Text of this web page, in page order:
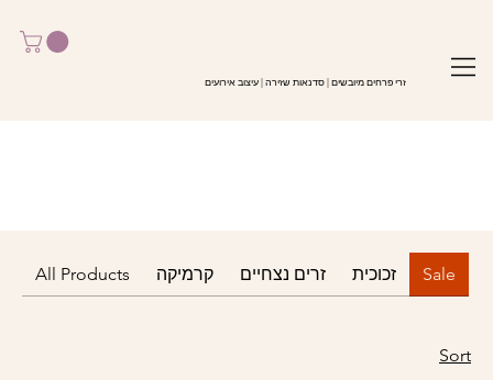
זרי פרחים מיובשים | סדנאות שזירה | עיצוב אירועים
All Products קרמיקה זרים נצחיים זכוכית Sale
Sort